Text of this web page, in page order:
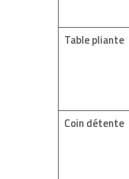
Table pliante
Coin détente